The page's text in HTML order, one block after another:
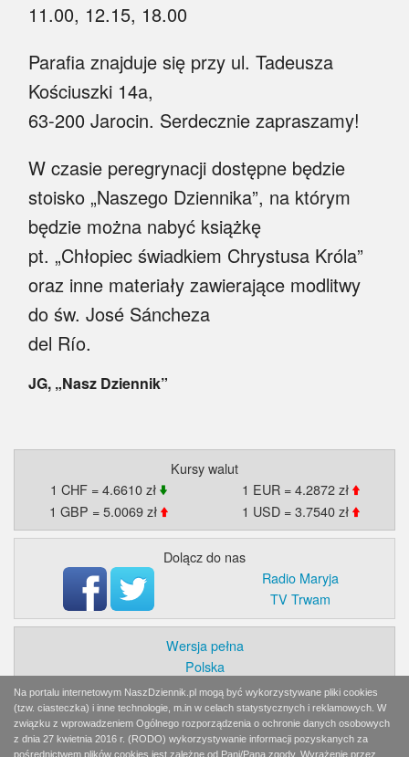
11.00, 12.15, 18.00
Parafia znajduje się przy ul. Tadeusza
Kościuszki 14a,
63-200 Jarocin. Serdecznie zapraszamy!
W czasie peregrynacji dostępne będzie
stoisko „Naszego Dziennika”, na którym
będzie można nabyć książkę
pt. „Chłopiec świadkiem Chrystusa Króla”
oraz inne materiały zawierające modlitwy
do św. José Sáncheza
del Río.
JG, „Nasz Dziennik”
Kursy walut
1 CHF = 4.6610 zł
1 EUR = 4.2872 zł
1 GBP = 5.0069 zł
1 USD = 3.7540 zł
Dolącz do nas
Radio Maryja
TV Trwam
Wersja pełna
Polska
Świat
Ekonomia
Myśl
Wiara
Na portalu internetowym NaszDziennik.pl mogą być wykorzystywane pliki cookies
(tzw. ciasteczka) i inne technologie, m.in w celach statystycznych i reklamowych. W
związku z wprowadzeniem Ogólnego rozporządzenia o ochronie danych osobowych
z dnia 27 kwietnia 2016 r. (RODO) wykorzystywanie informacji pozyskanych za
pośrednictwem plików cookies jest zależne od Pani/Pana zgody. Wyrażenie przez